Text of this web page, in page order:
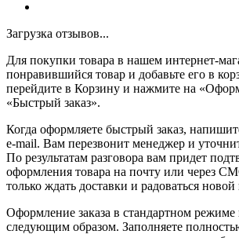
Загрузка отзывов...
Для покупки товара в нашем интернет-
понравившийся товар и добавьте его в
перейдите в Корзину и нажмите на
«Быстрый заказ».
Когда оформляете быстрый заказ,
e-mail. Вам перезвонит менеджер и
По результатам разговора вам придет
оформления товара на почту или через
только ждать доставки и радоваться
Оформление заказа в стандартном режиме
следующим образом. Заполняете